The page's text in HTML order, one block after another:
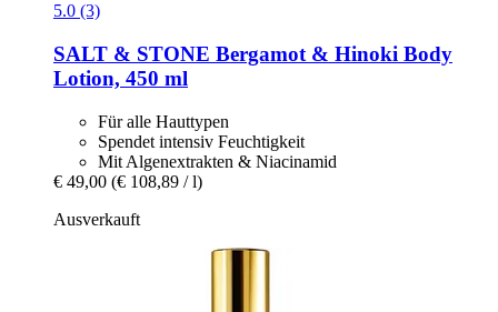
5.0 (3)
SALT & STONE Bergamot & Hinoki Body
Lotion, 450 ml
Für alle Hauttypen
Spendet intensiv Feuchtigkeit
Mit Algenextrakten & Niacinamid
€ 49,00 (€ 108,89 / l)
Ausverkauft